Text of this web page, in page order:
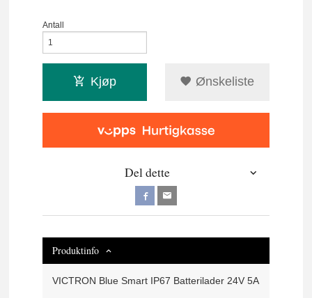
Antall
Kjøp Ønskeliste
Del dette
Produktinfo
VICTRON Blue Smart IP67 Batterilader 24V 5A